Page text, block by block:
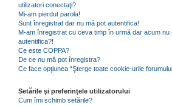
utilizatori conectaţi?
Mi-am pierdut parola!
Sunt înregistrat dar nu mă pot autentifica!
M-am înregistrat cu ceva timp în urmă dar acum nu
autentifica?!
Ce este COPPA?
De ce nu mă pot înregistra?
Ce face opţiunea “Şterge toate cookie-urile
Setările şi preferinţele utilizatorului
Cum îmi schimb setările?